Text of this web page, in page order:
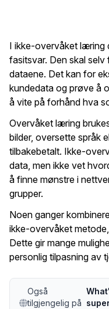
I ikke-overvåket læring
fasitsvar. Den skal selv
dataene. Det kan for
kundedata og prøve å
å vite på forhånd hva
Overvåket læring
bilder, oversette språk
tilbakebetalt. Ikke-
data, men ikke vet
å finne mønstre i
grupper.
Noen ganger
ikke-overvåket
Dette gir mange
personlig tilpasning av
Også
tilgjengelig på